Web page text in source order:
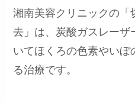
湘南美容クリニックの「
去」は、炭酸ガスレーザ
いてほくろの色素やいぼ
る治療です。